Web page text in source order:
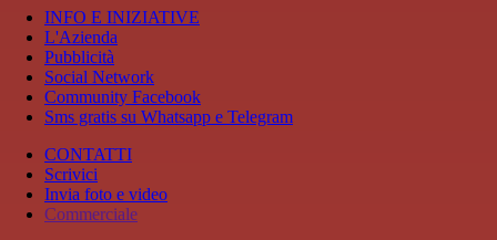
INFO E INIZIATIVE
L'Azienda
Pubblicità
Social Network
Community Facebook
Sms gratis su Whatsapp e Telegram
CONTATTI
Scrivici
Invia foto e video
Commerciale